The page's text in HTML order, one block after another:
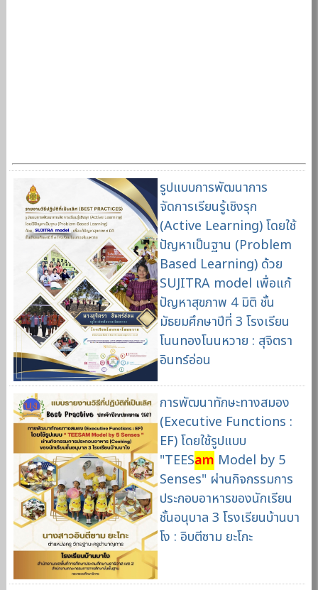
รูปแบบการพัฒนาการ
จัดการเรียนรู้เชิงรุก
(Active Learning) โดยใช้
ปัญหาเป็นฐาน (Problem
Based Learning) ด้วย
SUJITRA model เพื่อแก้
ปัญหาสุขภาพ 4 มิติ ชั้น
มัธยมศึกษาปีที่ 3 โรงเรียน
โนนทองโนนหวาย : สุจิตรา
อินทร์อ่อน
การพัฒนาทักษะทางสมอง
(Executive Functions :
EF) โดยใช้รูปแบบ
"TEESam Model by 5
Senses" ผ่านกิจกรรมการ
ประกอบอาหารของนักเรียน
ชั้นอนุบาล 3 โรงเรียนบ้านบา
โง : อิบตีซาม ยะโกะ